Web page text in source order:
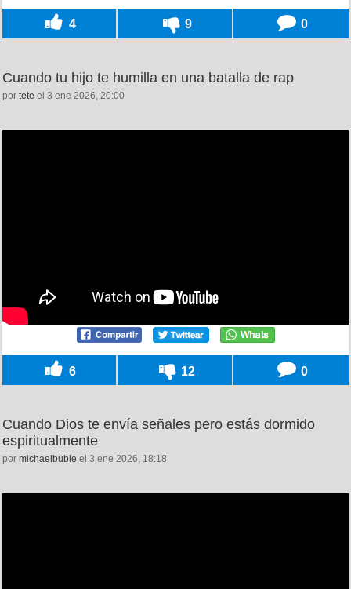
4 9 0
Cuando tu hijo te humilla en una batalla de rap
por tete el 3 ene 2026, 20:00
6 12 0
Cuando Dios te envía señales pero estás dormido
espiritualmente
por michaelbuble el 3 ene 2026, 18:18